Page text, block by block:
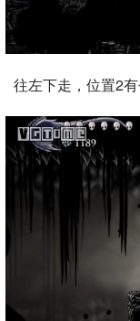
往左下走，位置2